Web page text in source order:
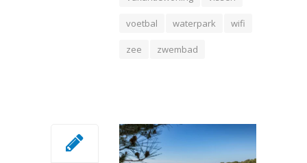
voetbal waterpark wifi
zee zwembad